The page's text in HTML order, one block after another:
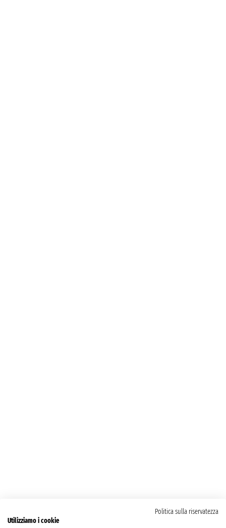
Politica sulla riservatezza
Utilizziamo i cookie